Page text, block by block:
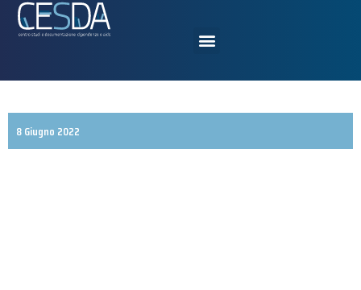
8 Giugno 2022